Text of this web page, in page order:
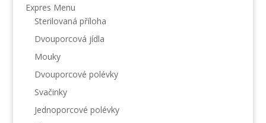
Expres Menu
Sterilovaná příloha
Dvouporcová jídla
Mouky
Dvouporcové polévky
Svačinky
Jednoporcové polévky